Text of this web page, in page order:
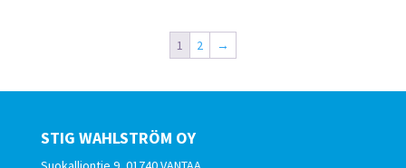
1 2 →
STIG WAHLSTRÖM OY